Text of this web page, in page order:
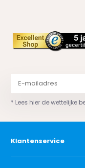
* Lees hier de wettelijke
Klantenservice